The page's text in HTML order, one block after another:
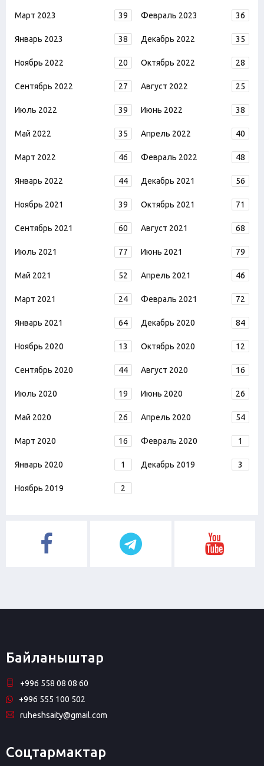
Март 2023 39 Февраль 2023 36
Январь 2023 38 Декабрь 2022 35
Ноябрь 2022 20 Октябрь 2022 28
Сентябрь 2022 27 Август 2022 25
Июль 2022 39 Июнь 2022 38
Май 2022 35 Апрель 2022 40
Март 2022 46 Февраль 2022 48
Январь 2022 44 Декабрь 2021 56
Ноябрь 2021 39 Октябрь 2021 71
Сентябрь 2021 60 Август 2021 68
Июль 2021 77 Июнь 2021 79
Май 2021 52 Апрель 2021 46
Март 2021 24 Февраль 2021 72
Январь 2021 64 Декабрь 2020 84
Ноябрь 2020 13 Октябрь 2020 12
Сентябрь 2020 44 Август 2020 16
Июль 2020 19 Июнь 2020 26
Май 2020 26 Апрель 2020 54
Март 2020 16 Февраль 2020 1
Январь 2020 1 Декабрь 2019 3
Ноябрь 2019 2
Байланыштар
+996 558 08 08 60
+996 555 100 502
ruheshsaity@gmail.com
Соцтармактар